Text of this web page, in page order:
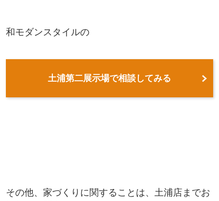
和モダンスタイルの
土浦第二展示場で相談してみる
その他、家づくりに関することは、土浦店までお